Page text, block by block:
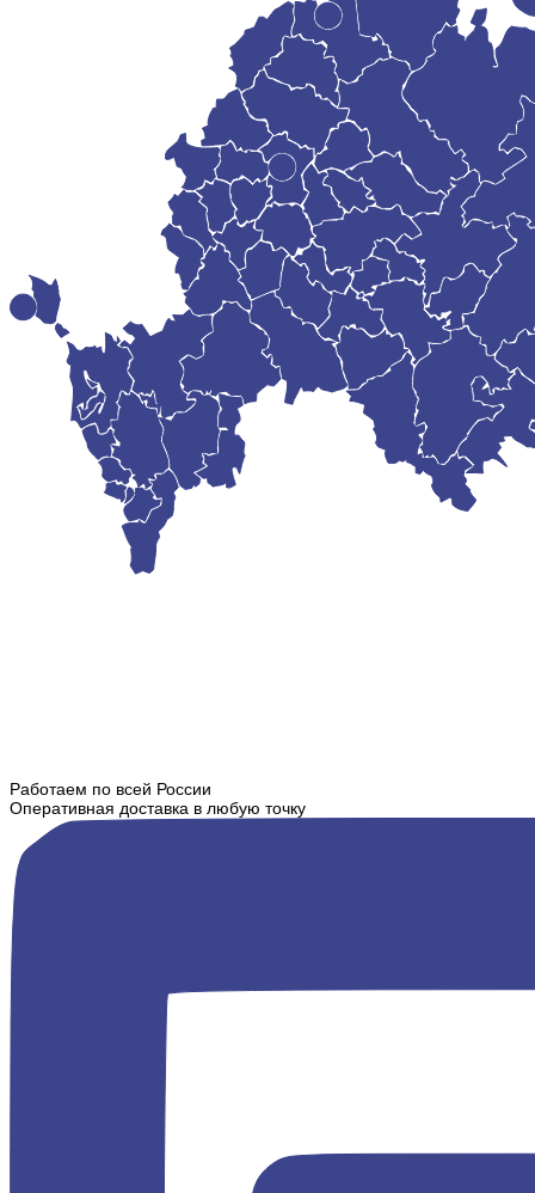
Работаем по всей России
Оперативная доставка в любую точку